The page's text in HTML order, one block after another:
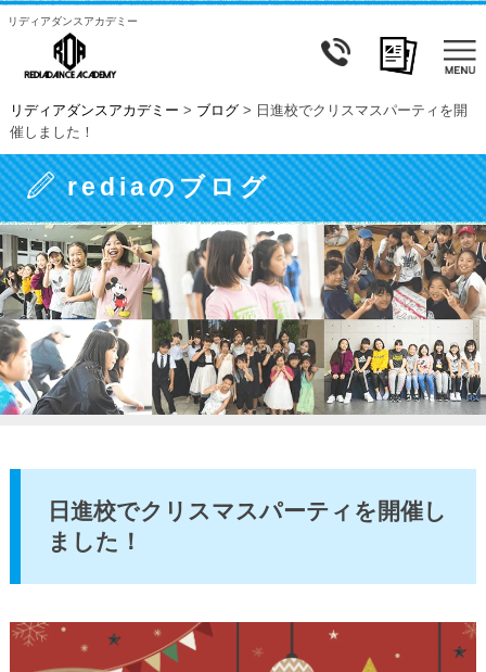
リディアダンスアカデミー
リディアダンスアカデミー > ブログ> 日進校でクリスマスパーティを開
催しました！
rediaのブログ
日進校でクリスマスパーティを開催し
ました！